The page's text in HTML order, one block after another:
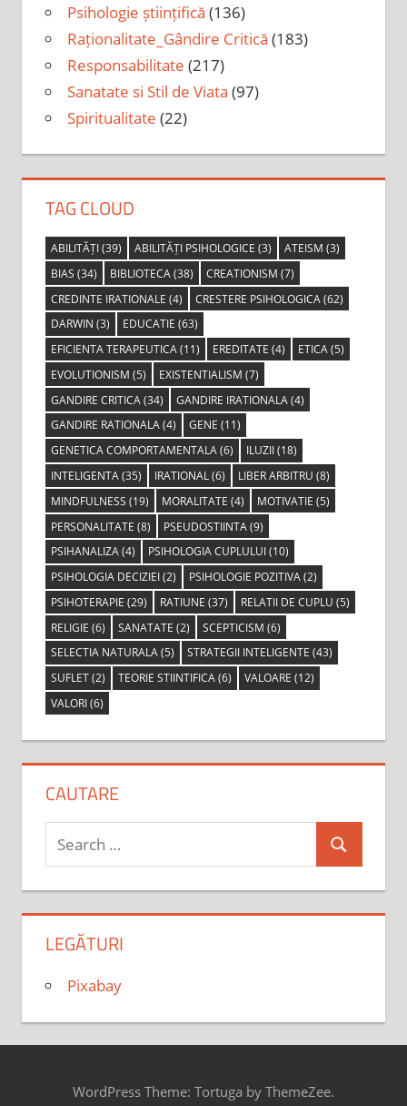
Psihologie științifică (136)
Raționalitate_Gândire Critică (183)
Responsabilitate (217)
Sanatate si Stil de Viata (97)
Spiritualitate (22)
TAG CLOUD
ABILITĂȚI(39) ABILITĂȚI PSIHOLOGICE (3) ATEISM (3)
BIAS (34) BIBLIOTECA(38) CREATIONISM (7)
CREDINTE IRATIONALE (4) CRESTERE PSIHOLOGICA(62)
DARWIN (3) EDUCATIE (63)
EFICIENTA TERAPEUTICA(11) EREDITATE (4) ETICA(5)
EVOLUTIONISM (5) EXISTENTIALISM (7)
GANDIRE CRITICA(34) GANDIRE IRATIONALA(4)
GANDIRE RATIONALA(4) GENE (11)
GENETICA COMPORTAMENTALA(6) ILUZII(18)
INTELIGENTA(35) IRATIONAL(6) LIBER ARBITRU (8)
MINDFULNESS (19) MORALITATE (4) MOTIVATIE (5)
PERSONALITATE (8) PSEUDOSTIINTA(9)
PSIHANALIZA(4) PSIHOLOGIA CUPLULUI(10)
PSIHOLOGIA DECIZIEI(2) PSIHOLOGIE POZITIVA(2)
PSIHOTERAPIE (29) RATIUNE (37) RELATII DE CUPLU (5)
RELIGIE (6) SANATATE (2) SCEPTICISM (6)
SELECTIA NATURALA(5) STRATEGII INTELIGENTE (43)
SUFLET(2) TEORIE STIINTIFICA(6) VALOARE (12)
VALORI(6)
CAUTARE
Search
for:
Search
LEGĂTURI
Pixabay
WordPress Theme: Tortuga by ThemeZee.